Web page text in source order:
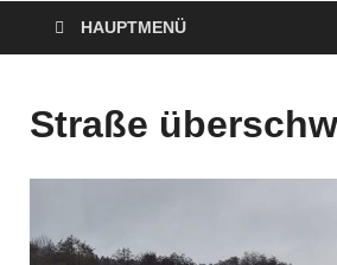
HAUPTMENÜ
Straße